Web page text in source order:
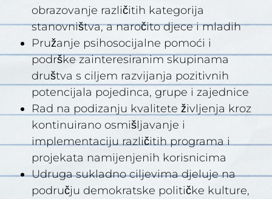
obrazovanje različitih kategorija
stanovništva, a naročito djece i mladih
Pružanje psihosocijalne pomoći i
podrške zainteresiranim skupinama
društva s ciljem razvijanja pozitivnih
potencijala pojedinca, grupe i zajednice
Rad na podizanju kvalitete življenja kroz
kontinuirano osmišljavanje i
implementaciju različitih programa i
projekata namijenjenih korisnicima
Udruga sukladno ciljevima djeluje na
području demokratske političke kulture,